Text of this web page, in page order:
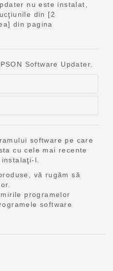
nu este instalat,
din [2
din pagina
Software Updater.
software pe care
cu cele mai recente
l.
vă rugăm să
programelor
software